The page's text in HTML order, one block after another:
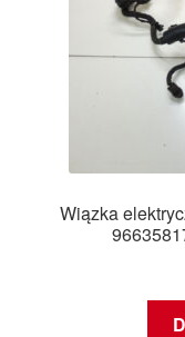
Wiązka